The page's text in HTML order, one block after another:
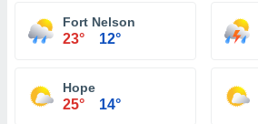
Fort Nelson
23° 12°
Hope
25° 14°